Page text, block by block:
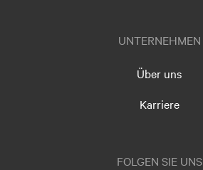
UNTERNEHMEN
Über uns
Karriere
FOLGEN SIE UNS